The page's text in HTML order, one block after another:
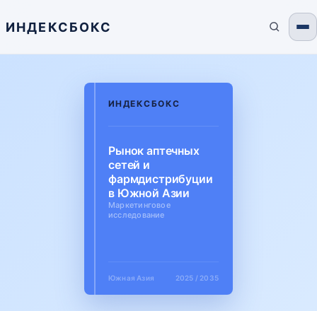
ИНДЕКСБОКС
ИНДЕКСБОКС
Рынок аптечных
сетей и
фармдистрибуции
в Южной Азии
Маркетинговое
исследование
Южная Азия 2025 / 2035